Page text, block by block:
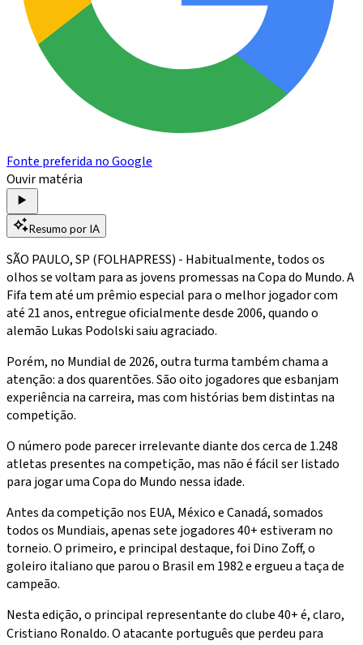
Fonte preferida no Google
Ouvir matéria
Resumo por IA
SÃO PAULO, SP (FOLHAPRESS) - Habitualmente, todos os
olhos se voltam para as jovens promessas na Copa do Mundo. A
Fifa tem até um prêmio especial para o melhor jogador com
até 21 anos, entregue oficialmente desde 2006, quando o
alemão Lukas Podolski saiu agraciado.
Porém, no Mundial de 2026, outra turma também chama a
atenção: a dos quarentões. São oito jogadores que esbanjam
experiência na carreira, mas com histórias bem distintas na
competição.
O número pode parecer irrelevante diante dos cerca de 1.248
atletas presentes na competição, mas não é fácil ser listado
para jogar uma Copa do Mundo nessa idade.
Antes da competição nos EUA, México e Canadá, somados
todos os Mundiais, apenas sete jogadores 40+ estiveram no
torneio. O primeiro, e principal destaque, foi Dino Zoff, o
goleiro italiano que parou o Brasil em 1982 e ergueu a taça de
campeão.
Nesta edição, o principal representante do clube 40+ é, claro,
Cristiano Ronaldo. O atacante português que perdeu para